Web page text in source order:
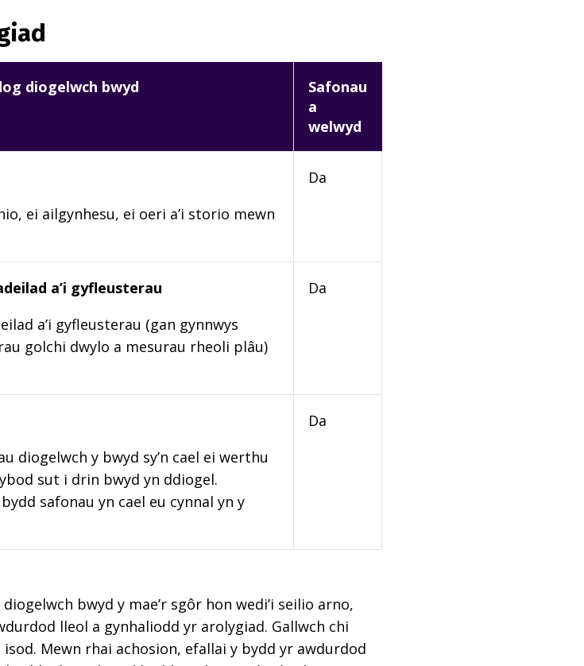
diogelwch bwyd
Safonau
a
welwyd
ei ailgynhesu, ei oeri a’i storio mewn
Da
a’i gyfleusterau
a’i gyfleusterau (gan gynnwys
golchi dwylo a mesurau rheoli plâu)
Da
diogelwch y bwyd sy’n cael ei werthu
sut i drin bwyd yn ddiogel.
safonau yn cael eu cynnal yn y
Da
bwyd y mae’r sgôr hon wedi’i seilio arno,
lleol a gynhaliodd yr arolygiad. Gallwch chi
Mewn rhai achosion, efallai y bydd yr awdurdod